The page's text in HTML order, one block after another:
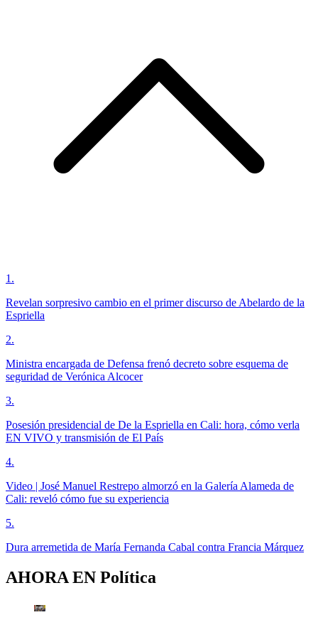
1 .
Revelan sorpresivo cambio en el primer discurso de Abelardo de la
Espriella
2.
Ministra encargada de Defensa frenó decreto sobre esquema de
seguridad de Verónica Alcocer
3.
Posesión presidencial de De la Espriella en Cali: hora, cómo verla
EN VIVO y transmisión de El País
4.
Video | José Manuel Restrepo almorzó en la Galería Alameda de
Cali: reveló cómo fue su experiencia
5.
Dura arremetida de María Fernanda Cabal contra Francia Márquez
AHORA EN Política